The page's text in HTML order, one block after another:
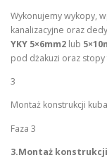
Wykonujemy wykopy,
kanalizacyjne oraz
YKY 5×6mm2 lub
pod dżakuzi oraz
3
Montaż konstrukcji
Faza 3
3.Montaż